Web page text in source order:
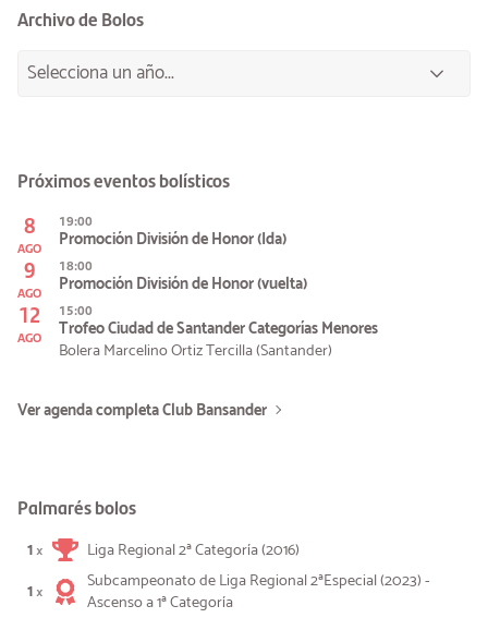
Archivo de Bolos
Próximos eventos bolísticos
8
AGO
19:00
Promoción División de Honor (Ida)
9
AGO
18:00
Promoción División de Honor (vuelta)
12
AGO
15:00
Trofeo Ciudad de Santander Categorías Menores
Bolera Marcelino Ortiz Tercilla (Santander)
Ver agenda completa Club Bansander
Palmarés bolos
1×
Liga Regional 2ª Categoría (2016)
1×
Subcampeonato de Liga Regional 2ªEspecial (2023) -
Ascenso a 1ª Categoría